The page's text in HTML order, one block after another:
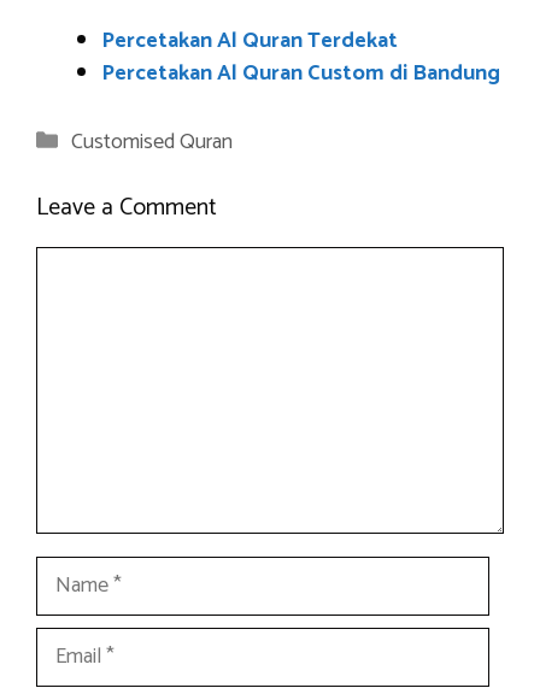
Percetakan Al Quran Terdekat
Percetakan Al Quran Custom di Bandung
Categories
Customised Quran
Leave a Comment
Name
Email